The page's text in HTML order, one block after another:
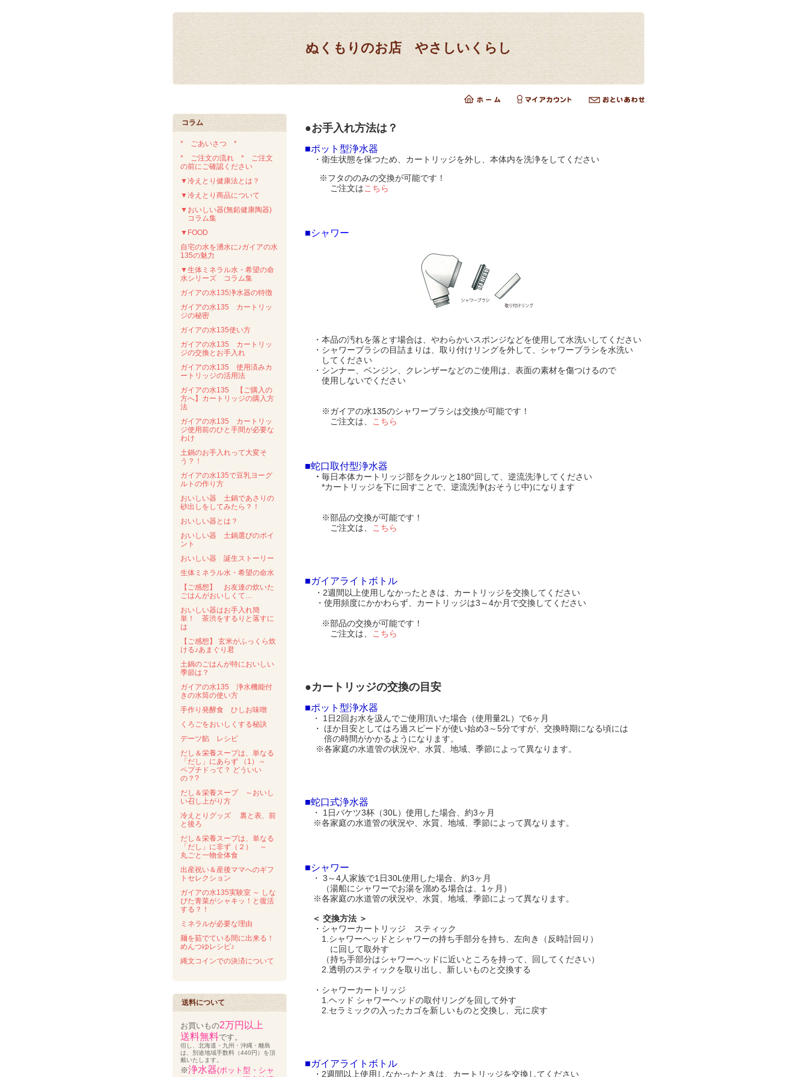
ぬくもりのお店 やさしいくらし
コラム
* ごあいさつ *
* ご注文の流れ * ご注文
の前にご確認ください
▼冷えとり健康法とは？
▼冷えとり商品について
▼おいしい器(無鉛健康陶器)
コラム集
▼FOOD
自宅の水を湧水に♪ガイアの水
135の魅力
▼生体ミネラル水・希望の命
水シリーズ コラム集
ガイアの水135浄水器の特徴
ガイアの水135 カートリッ
ジの秘密
ガイアの水135使い方
ガイアの水135 カートリッ
ジの交換とお手入れ
ガイアの水135 使用済みカ
ートリッジの活用法
ガイアの水135 【ご購入の
方へ】カートリッジの購入方
法
ガイアの水135 カートリッ
ジ使用前のひと手間が必要な
わけ
土鍋のお手入れって大変そ
う？！
ガイアの水135で豆乳ヨーグ
ルトの作り方
おいしい器 土鍋であさりの
砂出しをしてみたら？！
おいしい器とは？
おいしい器 土鍋選びのポイ
ント
おいしい器 誕生ストーリー
生体ミネラル水・希望の命水
【ご感想】 お友達の炊いた
ごはんがおいしくて…
おいしい器はお手入れ簡
単！ 茶渋をするりと落すに
は
【ご感想】 玄米がふっくら炊
ける♪あまぐり君
土鍋のごはんが特においしい
季節は？
ガイアの水135 浄水機能付
きの水筒の使い方
手作り発酵食 ひしお味噌
くろごをおいしくする秘訣
デーツ餡 レシピ
だし＆栄養スープは、単なる
「だし」にあらず （1）～
ペプチドって？ どういい
の？?
だし＆栄養スープ ～おいし
い召し上がり方
冷えとりグッズ 裏と表、前
と後ろ
だし＆栄養スープは、単なる
「だし」に非ず（２） ～
丸ごと一物全体食
出産祝い＆産後ママへのギフ
トセレクション
ガイアの水135実験室 ～ しな
びた青菜がシャキッ！と復活
する？！
ミネラルが必要な理由
麺を茹でている間に出来る！
めんつゆレシピ♪
縄文コインでの決済について
送料について
お買いもの2万円以上
送料無料です。
但し、北海道・九州・沖縄・離島
は、別途地域手数料（440円）を頂
戴いたします。
※浄水器(ポット型・シャ
●お手入れ方法は？
■ポット型浄水器
・衛生状態を保つため、カートリッジを外し、本体内を洗浄をしてください
※フタののみの交換が可能です！
ご注文はこちら
■シャワー
・本品の汚れを落とす場合は、やわらかいスポンジなどを使用して水洗いしてください
・シャワーブラシの目詰まりは、取り付けリングを外して、シャワーブラシを水洗い
してください
・シンナー、ベンジン、クレンザーなどのご使用は、表面の素材を傷つけるので
使用しないでください
※ガイアの水135のシャワーブラシは交換が可能です！
ご注文は、
こちら
■蛇口取付型浄水器
・ 毎日本体カートリッジ部をクルッと180°回して、逆流洗浄してください
*カートリッジを下に回すことで、逆流洗浄(おそうじ中)になります
※部品の交換が可能です！
ご注文は、
こちら
■ガイアライトボトル
・2週間以上使用しなかったときは、カートリッジを交換してください
・使用頻度にかかわらず、カートリッジは3～4か月で交換してください
※部品の交換が可能です！
ご注文は、
こちら
●カートリッジの交換の目安
■ポット型浄水器
・ 1日2回お水を汲んでご使用頂いた場合（使用量2L）で6ヶ月
・ ほか目安としてはろ過スピードが使い始め3～5分ですが、交換時期になる頃には
倍の時間がかかるようになります。
※各家庭の水道管の状況や、水質、地域、季節によって異なります。
■蛇口式浄水器
・ 1日バケツ3杯（30L）使用した場合、約3ヶ月
※各家庭の水道管の状況や、水質、地域、季節によって異なります。
■シャワー
・ 3～4人家族で1日30L使用した場合、約3ヶ月
（湯船にシャワーでお湯を溜める場合は、1ヶ月）
※各家庭の水道管の状況や、水質、地域、季節によって異なります。
＜ 交換方法 ＞
・シャワーカートリッジ スティック
1.シャワーヘッドとシャワーの持ち手部分を持ち、左向き（反時計回り）
に回して取外す
（持ち手部分はシャワーヘッドに近いところを持って、回してください）
2.透明のスティックを取り出し、新しいものと交換する
・シャワーカートリッジ
1.ヘッド シャワーヘッドの取付リングを回して外す
2.セラミックの入ったカゴを新しいものと交換し、元に戻す
■ガイアライトボトル
・2週間以上使用しなかったときは、カートリッジを交換してください